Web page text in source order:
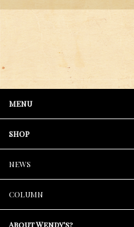
MENU
SHOP
NEWS
COLUMN
About Wendy's?